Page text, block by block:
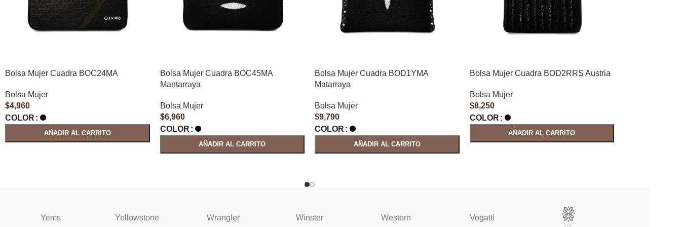
Bolsa Mujer Cuadra BOC24MA
Bolsa Mujer
$4,960
COLOR
AÑADIR AL CARRITO
Bolsa Mujer Cuadra BOC45MA
Mantarraya
Bolsa Mujer
$6,960
COLOR
AÑADIR AL CARRITO
Bolsa Mujer Cuadra BOD1YMA
Matarraya
Bolsa Mujer
$9,790
COLOR
AÑADIR AL CARRITO
Bolsa Mujer Cuadra BOD2RRS Austria
Bolsa Mujer
$8,250
COLOR
AÑADIR AL CARRITO
Yems Yellowstone Wrangler Winster Western Vogatti